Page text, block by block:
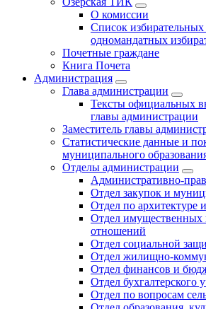
О комиссии
Список
одномандатных
Почетные граждане
Книга Почета
Администрация
Глава администрации
Тексты официальных
главы администрации
Заместитель главы
Статистические данные и
муниципального
Отделы администрации
Административно-
Отдел закупок и
Отдел по архитектуре
Отдел имущественных
отношений
Отдел социальной
Отдел жилищно-
Отдел финансов и
Отдел бухгалтерского
Отдел по вопросам